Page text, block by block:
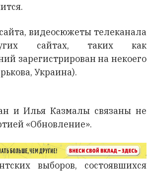
видеосюжеты телеканала
сайтах, таких как
зарегистрирован на некоего
Украина).
и Илья Казмалы связаны не
«Обновление».
выборов, состоявшихся